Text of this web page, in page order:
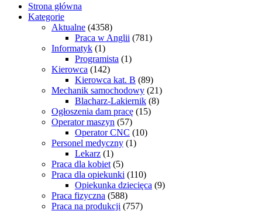
Strona główna
Kategorie
Aktualne (4358)
Praca w Anglii (781)
Informatyk (1)
Programista (1)
Kierowca (142)
Kierowca kat. B (89)
Mechanik samochodowy (21)
Blacharz-Lakiernik (8)
Ogłoszenia dam pracę (15)
Operator maszyn (57)
Operator CNC (10)
Personel medyczny (1)
Lekarz (1)
Praca dla kobiet (5)
Praca dla opiekunki (110)
Opiekunka dziecięca (9)
Praca fizyczna (588)
Praca na produkcji (757)